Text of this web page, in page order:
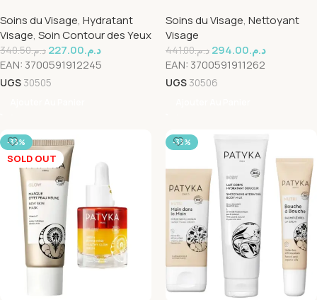
Soins du Visage, Hydratant
Visage, Soin Contour des Yeux
د.م.340.50 د.م.227.00
EAN: 3700591912245
UGS 30505
Soins du Visage, Nettoyant
Visage
د.م.441.00 د.م.294.00
EAN: 3700591911262
UGS 30506
-33%
SOLD OUT
-33%